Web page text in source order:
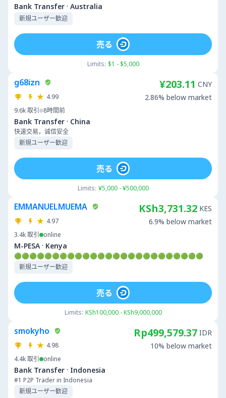
Bank Transfer · Australia
新規ユーザー歓迎
Limits: $1 - $5,000
売る
g68izn
4.99
9.6k取引 8時間前
Bank Transfer · China
快速交易，诚信安全
新規ユーザー歓迎
¥203.11 CNY
2.86% below market
Limits: ¥5,000 - ¥500,000
売る
EMMANUELMUEMA
4.97
3.4k取引 online
M-PESA · Kenya
🟢🟢🟢🟢🟢🟢🟢🟢🟢🟢🟢🟢🟢🟢🟢🟢🟢🟢🟢🟢🟢🟢🟢🟢🟢
新規ユーザー歓迎
KSh3,731.32 KES
6.9% below market
Limits: KSh100,000 - KSh9,000,000
売る
smokyho
4.98
4.4k取引 online
Bank Transfer · Indonesia
#1 P2P Trader in Indonesia
新規ユーザー歓迎
Rp499,579.37 IDR
10% below market